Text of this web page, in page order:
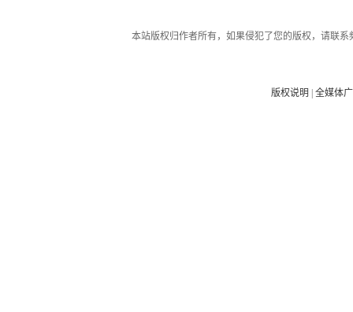
本站版权归作者所有，如果侵犯了您的版权，请联
版权说明 |全媒体